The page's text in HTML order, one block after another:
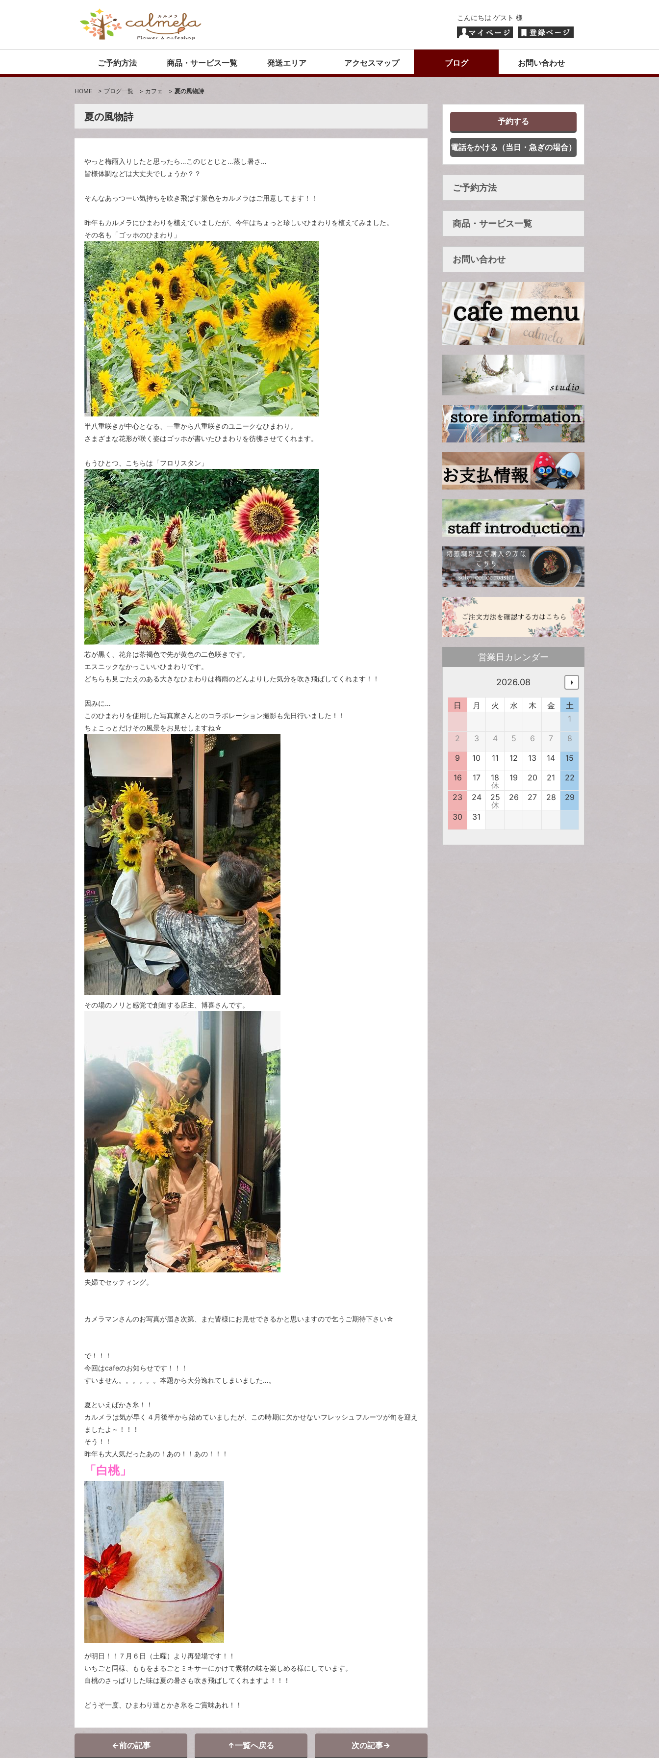
こんにちは ゲスト 様
ご予約方法 商品・サービス一覧 発送エリア アクセスマップ ブログ お問い合わせ
HOME > ブログ一覧 > カフェ > 夏の風物詩
夏の風物詩
やっと梅雨入りしたと思ったら…このじとじと…蒸し暑さ…
皆様体調などは大丈夫でしょうか？？
そんなあっつーい気持ちを吹き飛ばす景色をカルメラはご用意してます！！
昨年もカルメラにひまわりを植えていましたが、今年はちょっと珍しいひまわりを植えてみました。
その名も「ゴッホのひまわり」
半八重咲きが中心となる、一重から八重咲きのユニークなひまわり。
さまざまな花形が咲く姿はゴッホが書いたひまわりを彷彿させてくれます。
もうひとつ、こちらは「フロリスタン」
芯が黒く、花弁は茶褐色で先が黄色の二色咲きです。
エスニックなかっこいいひまわりです。
どちらも見ごたえのある大きなひまわりは梅雨のどんよりした気分を吹き飛ばしてくれます！！
因みに…
このひまわりを使用した写真家さんとのコラボレーション撮影も先日行いました！！
ちょこっとだけその風景をお見せしますね☆
その場のノリと感覚で創造する店主、博喜さんです。
夫婦でセッティング。
カメラマンさんのお写真が届き次第、また皆様にお見せできるかと思いますので乞うご期待下さい☆
で！！！
今回はcafeのお知らせです！！！
すいません。。。。。。本題から大分逸れてしまいました…。
夏といえばかき氷！！
カルメラは気が早く４月後半から始めていましたが、この時期に欠かせないフレッシュフルーツが旬を迎え
ましたよ～！！！
そう！！
昨年も大人気だったあの！あの！！あの！！！
「白桃」
が明日！！７月６日（土曜）より再登場です！！
いちごと同様、ももをまるごとミキサーにかけて素材の味を楽しめる様にしています。
白桃のさっぱりした味は夏の暑さも吹き飛ばしてくれますよ！！！
どうぞ一度、ひまわり達とかき氷をご賞味あれ！！
←前の記事 ↑一覧へ戻る 次の記事→
予約する
電話をかける（当日・急ぎの場合）
ご予約方法
商品・サービス一覧
お問い合わせ
営業日カレンダー
2026.08
日 月 火 水 木 金
土
1
2
3 4 5 6 7
8
9
10 11 12 13 14
15
16
17
18
休
19 20 21
22
23
24
25
休
26 27 28
29
30
31